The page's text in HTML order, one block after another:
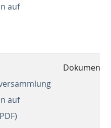
auf
auf
Dokument